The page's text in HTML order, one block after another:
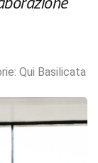
Qui Basilicata